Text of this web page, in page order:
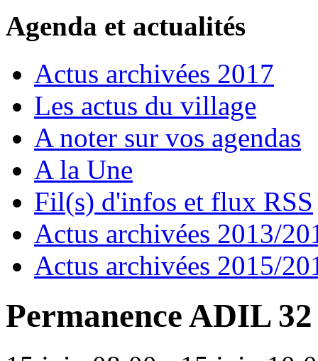
Agenda et actualités
Actus archivées 2017
Les actus du village
A noter sur vos agendas
A la Une
Fil(s) d'infos et flux RSS
Actus archivées 2013/
Actus archivées 2015/
Permanence ADIL 32